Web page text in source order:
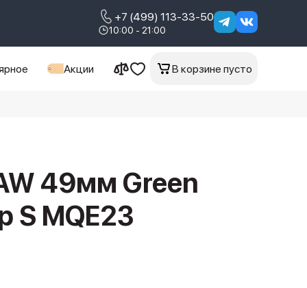
+7 (499) 113-33-50
10:00 - 21:00
Акции В корзине пусто
49мм Green
S MQE23